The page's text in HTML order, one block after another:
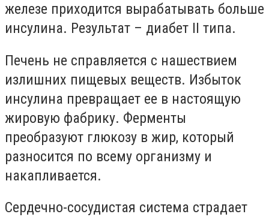
железе приходится вырабатывать больше
инсулина. Результат – диабет ІІ типа.
Печень не справляется с нашествием
излишних пищевых веществ. Избыток
инсулина превращает ее в настоящую
жировую фабрику. Ферменты
преобразуют глюкозу в жир, который
разносится по всему организму и
накапливается.
Сердечно-сосудистая система страдает